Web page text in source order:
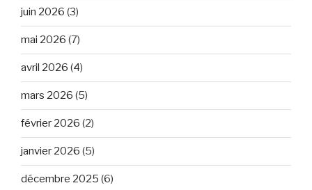
juin 2026 (3)
mai 2026 (7)
avril 2026 (4)
mars 2026 (5)
février 2026 (2)
janvier 2026 (5)
décembre 2025 (6)